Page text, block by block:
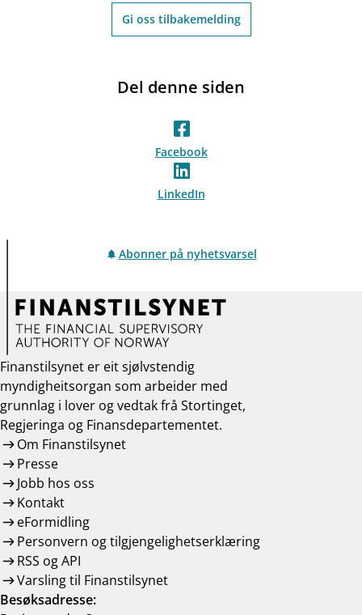
Gi oss tilbakemelding
Del denne siden
Facebook
LinkedIn
Abonner på nyhetsvarsel
Finanstilsynet er eit sjølvstendig
myndigheitsorgan som arbeider med
grunnlag i lover og vedtak frå Stortinget,
Regjeringa og Finansdepartementet.
Om Finanstilsynet
Presse
Jobb hos oss
Kontakt
eFormidling
Personvern og tilgjengelighetserklæring
RSS og API
Varsling til Finanstilsynet
Besøksadresse: